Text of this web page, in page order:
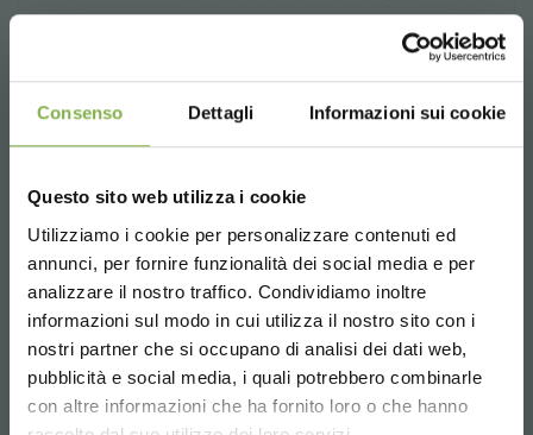
Consenso Dettagli Informazioni sui cookie
Questo sito web utilizza i cookie
Utilizziamo i cookie per personalizzare contenuti ed
annunci, per fornire funzionalità dei social media e per
analizzare il nostro traffico. Condividiamo inoltre
informazioni sul modo in cui utilizza il nostro sito con i
nostri partner che si occupano di analisi dei dati web,
pubblicità e social media, i quali potrebbero combinarle
con altre informazioni che ha fornito loro o che hanno
MyPlant & Garden Milano: alquiler de display
para plantas y flores
En ocasión de la nueva manifestación ferial dedicada a la
Floricultura, la Organización Orlandelli alquila expositores
Choose the country you are in and your
language for a better browsing experience
¡ENTRA EN NUESTRO
MUNDO!
Un pequeño detalle para ti...
5 % de descuentoen tu primer pedido *